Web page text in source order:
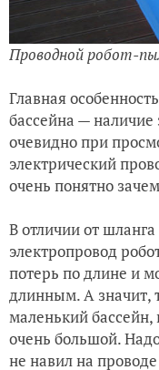
Проводной робот-
Главная
бассейна — наличие
очевидно при
электрический
очень понятно
В отличии от
электропровод
потерь по длине и
длинным. А значит,
маленький
очень большой.
не навил на